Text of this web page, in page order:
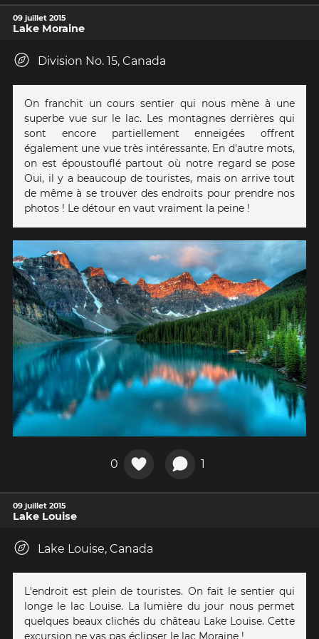
09 juillet 2015
Lake Moraine
Division No. 15, Canada
On franchit un cours sentier qui nous mène à une
superbe vue sur le lac. Les montagnes derrières qui
sont encore partiellement enneigées offrent
également une vue très intéressante. En d'autre mots,
on est époustouflé partout où notre regard se pose
Oui, il y a beaucoup de touristes, mais on arrive tout
de même à se trouver des endroits pour prendre nos
photos ! Le détour en vaut vraiment la peine !
0 1
09 juillet 2015
Lake Louise
Lake Louise, Canada
L'endroit est plein de touristes. On fait le sentier qui
longe le lac Louise. La lumière du jour nous permet
quelques beaux clichés du château Lake Louise. Cette
excursion ne vas pas éclipser le lac Moraine !